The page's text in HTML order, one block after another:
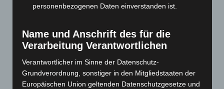
Langenhagen und Ortsteile
Menschen
Über uns
Veranstaltungen
Welt
1.271
personenbezogenen Daten einverstanden ist.
Name und Anschrift des für die
Verarbeitung Verantwortlichen
Verantwortlicher im Sinne der Datenschutz-
Grundverordnung, sonstiger in den Mitgliedstaaten der
Europäischen Union geltenden Datenschutzgesetze und